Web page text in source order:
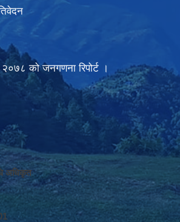
को जनगणना रिपोर्ट ।
अधिकृत